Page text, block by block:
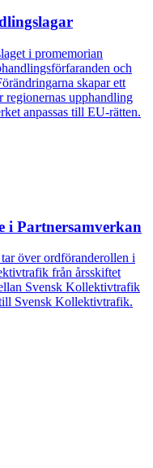
i promemorian
och
skapar ett
regionernas upphandling
anpassas till EU-rätten.
i Partnersamverkan
över ordföranderollen i
från årsskiftet
Svensk Kollektivtrafik
Svensk Kollektivtrafik.